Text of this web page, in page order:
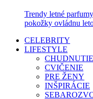
Trendy letné
pokožky ovládnu
CELEBRITY
LIFESTYLE
CHUDNUTIE
CVIČENIE
PRE ŽENY
INŠPIRÁCIE